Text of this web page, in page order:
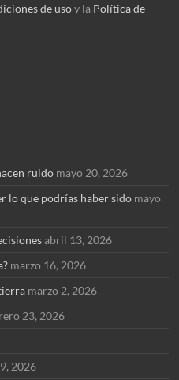
de usoy la Política de
ruido mayo 20, 2026
lo que podrías haber sido mayo
abril 13, 2026
marzo 16, 2026
marzo 2, 2026
23, 2026
2026